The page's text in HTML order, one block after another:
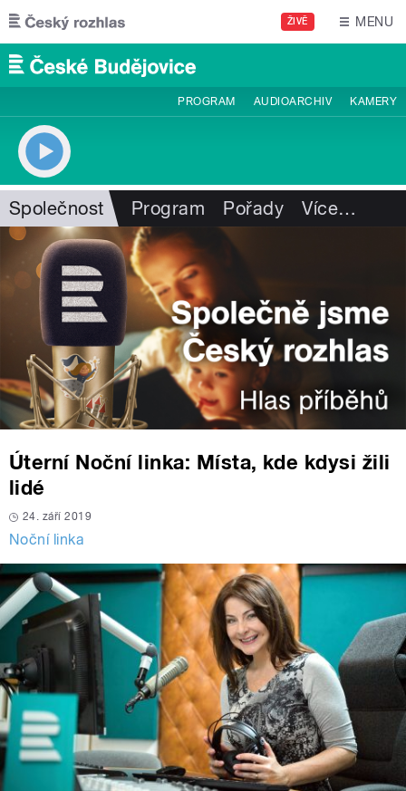
Přejít k hlavnímu obsahu
ŽIVĚ MENU
PROGRAM AUDIOARCHIV KAMERY
Společnost Program Pořady Více…
Úterní Noční linka: Místa, kde kdysi žili
lidé
24. září 2019
Noční linka